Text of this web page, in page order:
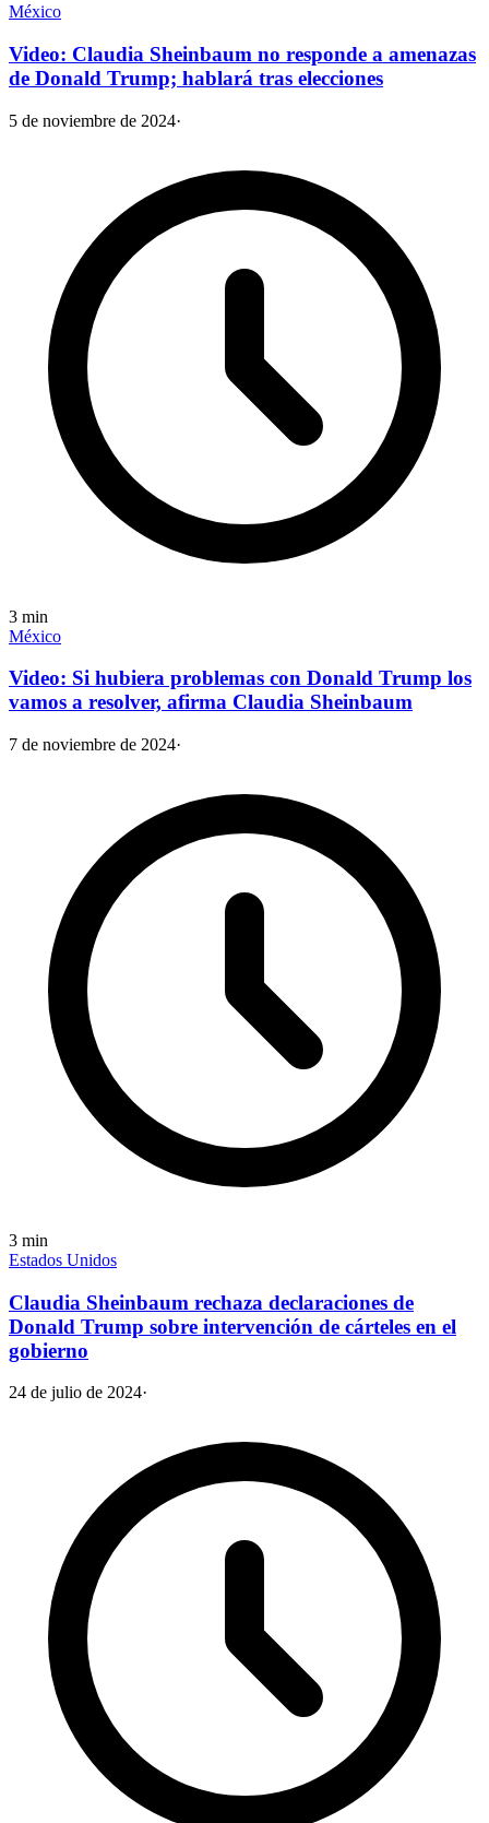
México
Video: Claudia Sheinbaum no responde a amenazas
de Donald Trump; hablará tras elecciones
5 de noviembre de 2024·
3 min
México
Video: Si hubiera problemas con Donald Trump los
vamos a resolver, afirma Claudia Sheinbaum
7 de noviembre de 2024·
3 min
Estados Unidos
Claudia Sheinbaum rechaza declaraciones de
Donald Trump sobre intervención de cárteles en el
gobierno
24 de julio de 2024·